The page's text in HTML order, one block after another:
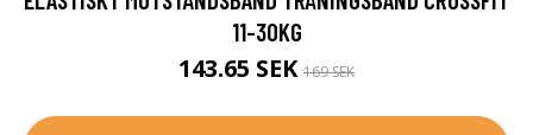
11-30KG
143.65 SEK 169 SEK